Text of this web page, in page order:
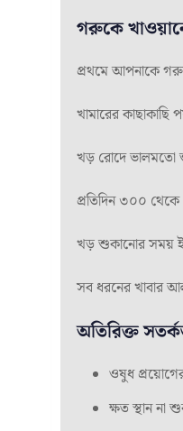
গরুকে
প্রথমে আপনাকে
খামারের কাছাকাছি
খড় রোদে ভালমতো
প্রতিদিন ৩০০
খড় শুকানোর সময়
সব ধরনের খাবার
অতিরিক্ত
ওষুধ
ক্ষত স্থান না